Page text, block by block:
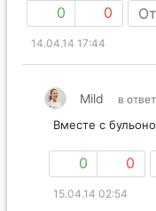
0 0
14.04.14 17:44
Mild в ответ
Вместе с
0 0
15.04.14 02:54